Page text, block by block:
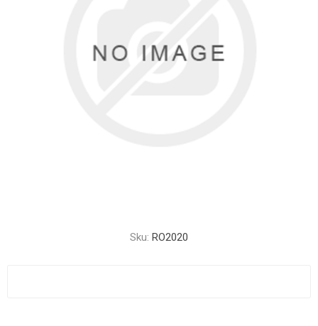
Sku: RO2020